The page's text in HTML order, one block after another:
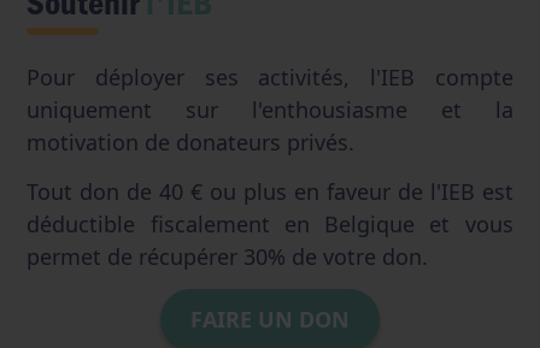
Pour déployer ses activités, l'IEB compte
uniquement sur l'enthousiasme et la
motivation de donateurs privés.
Tout don de 40 € ou plus en faveur de l'IEB est
déductible fiscalement en Belgique et vous
permet de récupérer 30% de votre don.
FAIRE UN DON